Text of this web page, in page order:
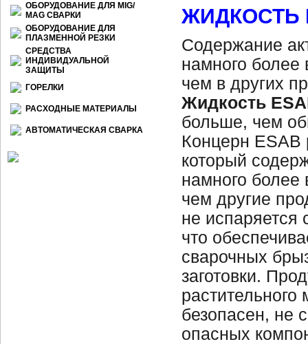
ОБОРУДОВАНИЕ ДЛЯ МIG/
МАG СВАРКИ
ОБОРУДОВАНИЕ ДЛЯ
ПЛАЗМЕННОЙ РЕЗКИ
СРЕДСТВА
ИНДИВИДУАЛЬНОЙ
ЗАЩИТЫ
ГОРЕЛКИ
РАСХОДНЫЕ МАТЕРИАЛЫ
АВТОМАТИЧЕСКАЯ СВАРКА
ЖИДКОСТЬ
Содержание
намного более
чем в других
Жидкость
больше, чем
Концерн ESAB
который
намного более
чем другие
не испаряется
что
сварочных
заготовки.
безопасен, не
опасных